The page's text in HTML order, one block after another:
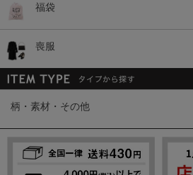
福袋
喪服
柄・素材・その他